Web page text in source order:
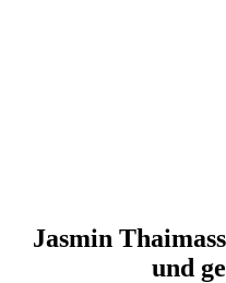
Jasmin
und